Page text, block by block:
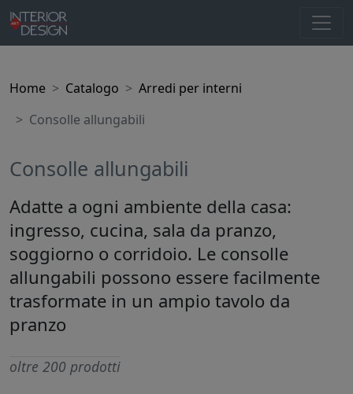
Home Catalogo
Arredi per interni
Consolle allungabili
Consolle allungabili
Adatte a ogni ambiente della casa:
ingresso, cucina, sala da pranzo,
soggiorno o corridoio. Le consolle
allungabili possono essere facilmente
trasformate in un ampio tavolo da
pranzo
oltre 200 prodotti